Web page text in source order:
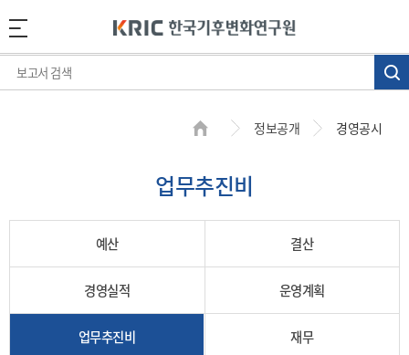
정보공개 경영공시
업무추진비
예산 결산
경영실적 운영계획
업무추진비 재무